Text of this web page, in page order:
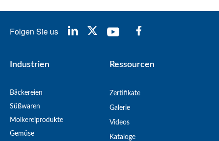
Folgen Sie us
Industrien
Bäckereien
Süßwaren
Molkereiprodukte
Gemüse
Ressourcen
Zertifikate
Galerie
Videos
Kataloge